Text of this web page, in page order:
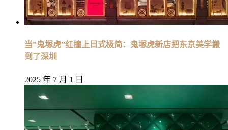
当”鬼塚虎”红撞上日式极简：鬼塚虎新店把东京美学搬
到了深圳
2025 年 7 月 1 日